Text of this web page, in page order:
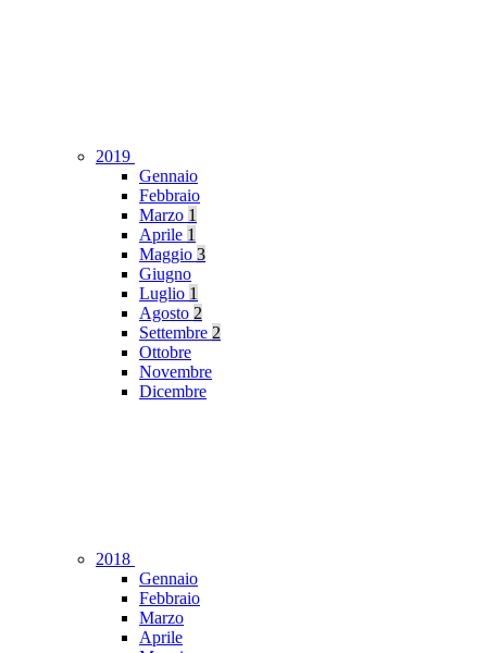
2019
Gennaio
Febbraio
Marzo 1
Aprile 1
Maggio 3
Giugno
Luglio 1
Agosto 2
Settembre 2
Ottobre
Novembre
Dicembre
2018
Gennaio
Febbraio
Marzo
Aprile